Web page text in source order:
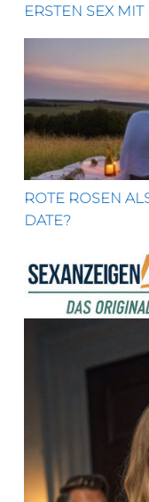
ERSTEN SEX
ROTE ROSEN
DATE?